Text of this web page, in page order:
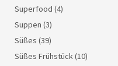
Superfood (4)
Suppen (3)
Süßes (39)
Süßes Frühstück(10)